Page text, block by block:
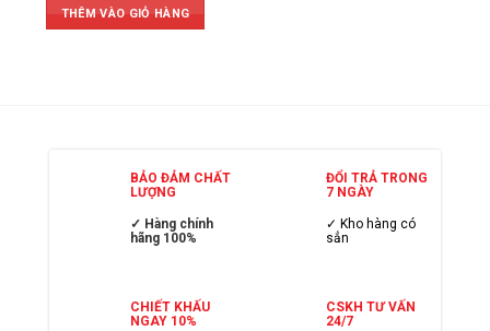
THÊM VÀO GIỎ HÀNG
BẢO ĐẢM CHẤT
LƯỢNG
✓ Hàng chính
hãng 100%
ĐỔI TRẢ TRONG
7 NGÀY
✓ Kho hàng có
sẳn
CHIẾT KHẤU
NGAY 10%
CSKH TƯ VẤN
24/7